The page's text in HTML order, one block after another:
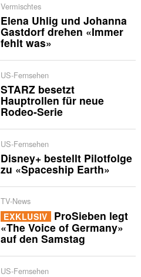
Vermischtes
Elena Uhlig und Johanna
Gastdorf drehen «Immer
fehlt was»
US-Fernsehen
STARZ besetzt
Hauptrollen für neue
Rodeo-Serie
US-Fernsehen
Disney+ bestellt Pilotfolge
zu «Spaceship Earth»
TV-News
EXKLUSIV ProSieben legt
«The Voice of Germany»
auf den Samstag
US-Fernsehen